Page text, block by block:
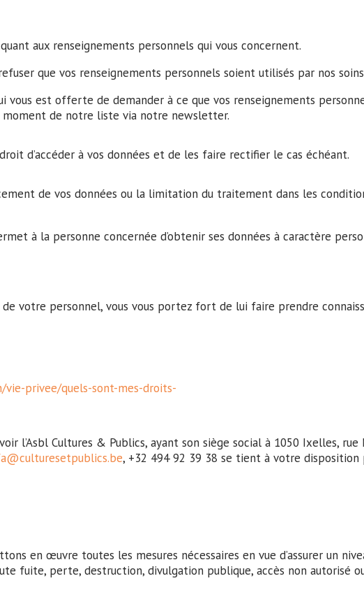
aux renseignements personnels qui vous concernent.
que vos renseignements personnels soient utilisés par nos
vous est offerte de demander à ce que vos renseignements
moment de notre liste via notre newsletter.
d’accéder à vos données et de les faire rectifier le cas échéant.
de vos données ou la limitation du traitement dans les
à la personne concernée d’obtenir ses données à caractère
votre personnel, vous vous portez fort de lui faire prendre
privee/quels-sont-mes-droits-
l’Asbl Cultures & Publics, ayant son siège social à 1050 Ixelles,
, +32 494 92 39 38 se tient à votre
en œuvre toutes les mesures nécessaires en vue d’assurer un
fuite, perte, destruction, divulgation publique, accès non autorisé